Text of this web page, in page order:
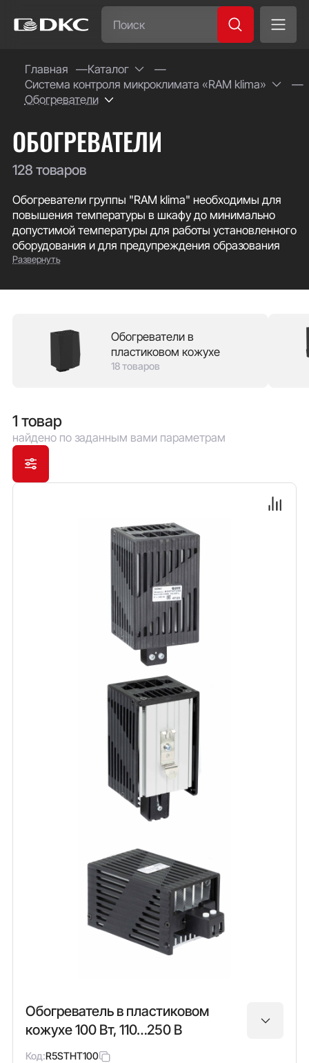
Главная
Каталог
Система контроля микроклимата «RAM klima»
Обогреватели
ОБОГРЕВАТЕЛИ
128 товаров
Обогреватели группы "RAM klima" необходимы для
повышения температуры в шкафу до минимально
допустимой температуры для работы установленного
оборудования и для предупреждения образования
конденсата вследствие высокой влажности воздуха.
ассортименте имеются обогреватели как в
кожухом, который защищает от ожога в случае
прикосновения и позволяет экономить место в
шкафу, монтируя оборудование непосредственно
Развернуть
Обогреватели в
пластиковом кожухе
18 товаров
1 товар
найдено по заданным вами параметрам
Обогреватель в пластиковом
кожухе 100 Вт, 110…250 В
Код:R5STHT100
Часто ищут:
Специсполнение